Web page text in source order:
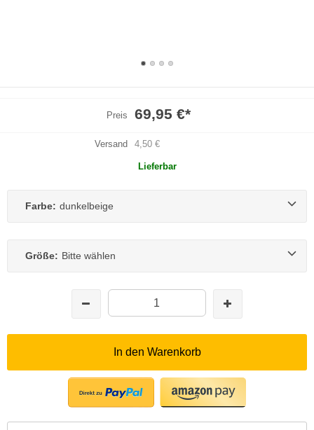
Preis 69,95 €*
Versand 4,50 €
Lieferbar
Farbe: dunkelbeige
Größe: Bitte wählen
In den Warenkorb